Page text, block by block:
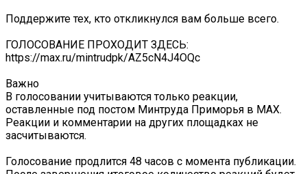
Поддержите тех, кто откликнулся вам больше всего.
ГОЛОСОВАНИЕ ПРОХОДИТ ЗДЕСЬ:
https://max.ru/mintrudpk/AZ5cN4J4OQc
Важно
В голосовании учитываются только реакции,
оставленные под постом Минтруда Приморья в MAX.
Реакции и комментарии на других площадках не
засчитываются.
Голосование продлится 48 часов с момента публикации.